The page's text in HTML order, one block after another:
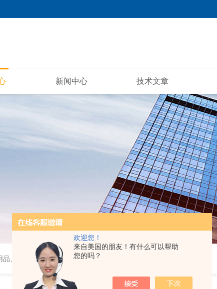
欢迎您！
来自美国的朋友！有什么可以帮助
您的吗？
新闻中心 技术文章
、wiggens实验仪器，摇床、磁力搅拌器，电子天平